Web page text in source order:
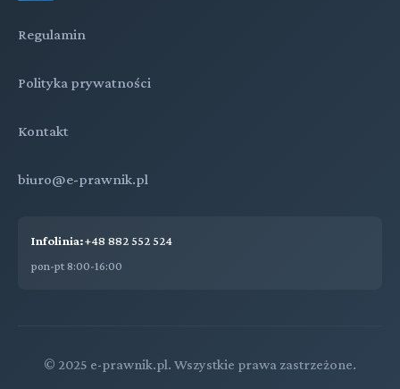
Regulamin
Polityka prywatności
Kontakt
biuro@e-prawnik.pl
Infolinia:+48 882 552 524
pon-pt 8:00-16:00
© 2025 e-prawnik.pl. Wszystkie prawa zastrzeżone.